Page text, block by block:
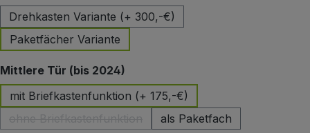
Drehkasten Variante (+ 300,-€)
Paketfächer Variante
Mittlere Tür (bis 2024)
mit Briefkastenfunktion (+ 175,-€)
(Diese Option ist zurzeit nicht verfügbar.)
als Paketfach